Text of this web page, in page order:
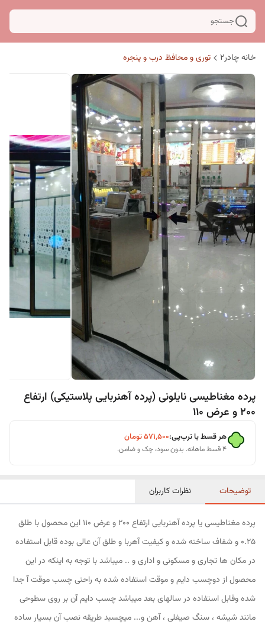
جستجو
خانه چادر۲ توری و محافظ درب و پنجره
پرده مغناطیسی نایلونی (پرده آهنربایی پلاستیکی) ارتفاع
200 و عرض 110
هر قسط با ترب‌پی:۵۷۱٬۵۰۰تومان
۴ قسط ماهانه. بدون سود، چک و ضامن.
توضیحات نظرات کاربران
پرده مغناطیسی یا پرده آهنربایی ارتفاع 200 و عرض 110 این محصول با طلق
0.25 و شفاف ساخته شده و کیفیت آهربا و طلق آن عالی بوده قابل استفاده
در مکان ها تجاری و مسکونی و اداری و .. میباشد با توجه به اینکه در این
محصول از دوچسب دایم و موقت استفاده شده به راحتی چسب موقت آ جدا
شده وقابل استفاده در سالهای بعد میباشد چسب دایم آن بر روی سطوحی
مانند شیشه ، سنگ صیغلی ، آهن و... میچسبد طریقه نصب آن بسیار ساده